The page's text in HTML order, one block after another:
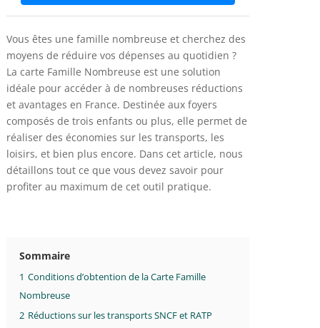
Vous êtes une famille nombreuse et cherchez des
moyens de réduire vos dépenses au quotidien ?
La carte Famille Nombreuse est une solution
idéale pour accéder à de nombreuses réductions
et avantages en France. Destinée aux foyers
composés de trois enfants ou plus, elle permet de
réaliser des économies sur les transports, les
loisirs, et bien plus encore. Dans cet article, nous
détaillons tout ce que vous devez savoir pour
profiter au maximum de cet outil pratique.
Sommaire
1 Conditions d’obtention de la Carte Famille
Nombreuse
2 Réductions sur les transports SNCF et RATP